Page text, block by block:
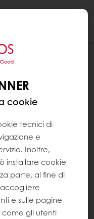
cookie
tecnici di
e
Inoltre,
installare cookie
parte, al fine di
e sulle pagine
come gli utenti